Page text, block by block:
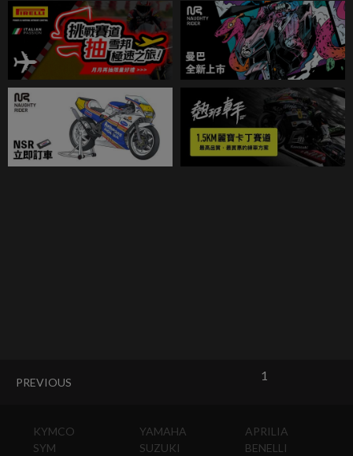
PREVIOUS 1
KYMCO
SYM
YAMAHA
SUZUKI
APRILIA
BENELLI